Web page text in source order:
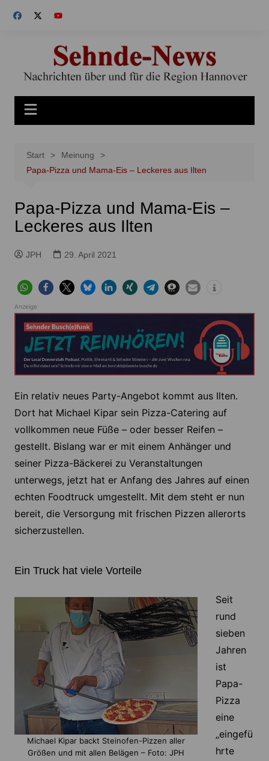
Inhalt
Start
Meinung
Papa-Pizza und Mama-Eis – Leckeres aus Ilten
Papa-Pizza und Mama-Eis –
Leckeres aus Ilten
JPH 29. April 2021
Anzeige
Ein relativ neues Party-Angebot kommt aus Ilten.
Dort hat Michael Kipar sein Pizza-Catering auf
vollkommen neue Füße – oder besser Reifen –
gestellt. Bislang war er mit einem Anhänger und
seiner Pizza-Bäckerei zu Veranstaltungen
unterwegs, jetzt hat er Anfang des Jahres auf einen
echten Foodtruck umgestellt. Mit dem steht er nun
bereit, die Versorgung mit frischen Pizzen allerorts
sicherzustellen.
Ein Truck hat viele Vorteile
Michael Kipar backt Steinofen-Pizzen aller
Größen und mit allen Belägen – Foto: JPH
Seit
rund
sieben
Jahren
ist
Papa-
Pizza
eine
„eingefü
hrte